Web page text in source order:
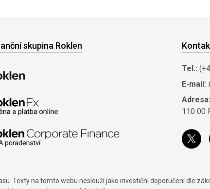
skupina Roklen
Tel.:
E-mail:
Adresa:
110 00
Texty na tomto webu neslouží jako investiční doporučení dle